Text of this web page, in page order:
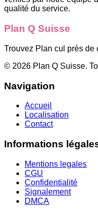
qualité du service.
Plan Q Suisse
Trouvez Plan cul près de
© 2026 Plan Q Suisse.
Navigation
Accueil
Localisation
Contact
Informations
Mentions legales
CGU
Confidentialité
Signalement
DMCA